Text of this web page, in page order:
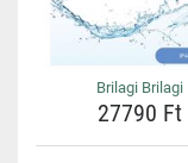
Brilagi Brilagi
27790 Ft